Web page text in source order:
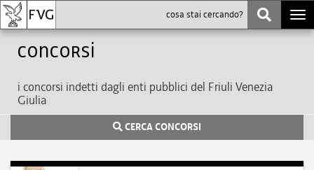
Concorsi
i concorsi indetti dagli enti pubblici del Friuli Venezia
Giulia
CERCA CONCORSI